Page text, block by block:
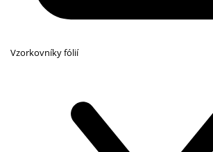
Vzorkovníky fólií